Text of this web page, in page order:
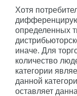
Хотя
определенных
иначе. Для
количество
категории
данной
оставляет